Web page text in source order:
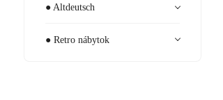
● Altdeutsch
● Retro nábytok